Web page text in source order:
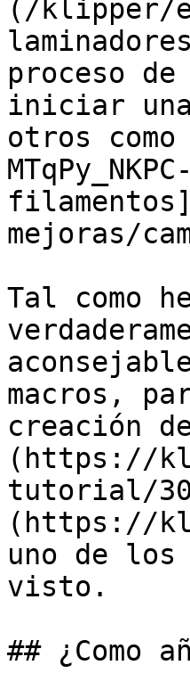
(/klipper/
proceso
iniciar una
otros
mejoras/
Tal como
macros,
creación
(https://
tutorial/
(https://
uno de los
visto.
## ¿Como